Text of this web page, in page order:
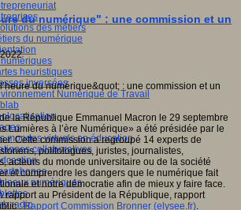
des métiers
du numérique
heuristiques
inversées
Numérique de Travail
mondes virtuels en éducation
collaboratives
numériques
radio
du numérique" : une commission et un
la République Emmanuel Macron le 29 septembre
Lumières à l’ère Numérique» a été présidée par le
Cette commission a regroupé 14 experts de
politologues, juristes, journalistes,
acteurs du monde universitaire ou de la société
et comprendre les dangers que le numérique fait
et notre démocratie afin de mieux y faire face.
rapport au Président de la République, rapport
:Rapport Commission Bronner (elysee.fr).